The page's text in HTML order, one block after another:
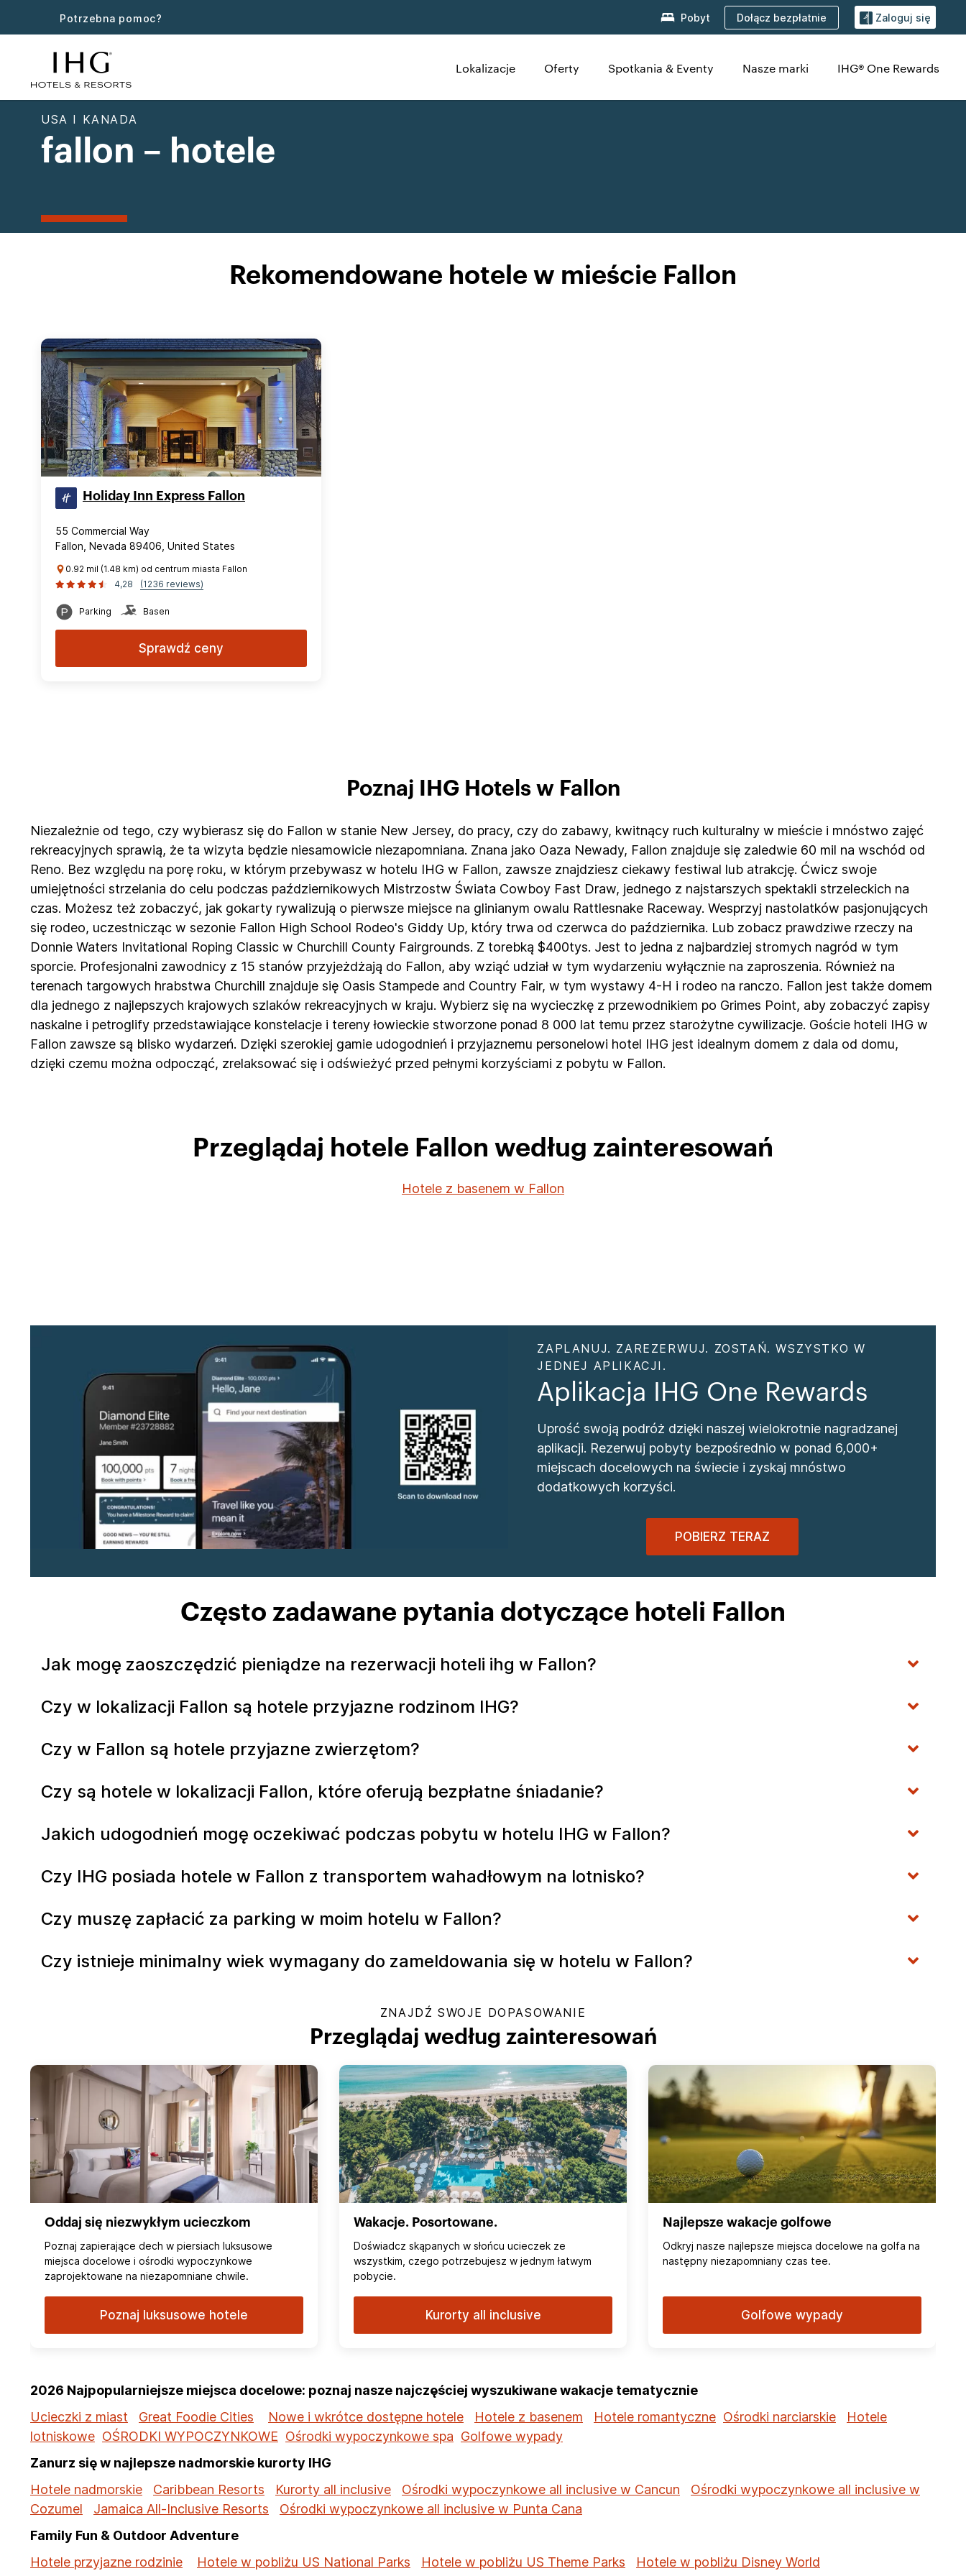
Potrzebna pomoc? Pobyt Dołącz bezpłatnie Zaloguj się
Lokalizacje Oferty Spotkania & Eventy Nasze marki IHG® One Rewards
USA I KANADA
fallon – hotele
Rekomendowane hotele w mieście Fallon
Holiday Inn Express Fallon
55 Commercial Way
Fallon, Nevada 89406, United States
0.92 mil (1.48 km) od centrum miasta Fallon
4,28
(1236 reviews)
Parking Basen
Sprawdź ceny
Poznaj IHG Hotels w Fallon
Niezależnie od tego, czy wybierasz się do Fallon w stanie New Jersey, do pracy, czy do zabawy, kwitnący ruch kulturalny w mieście i mnóstwo zajęć
rekreacyjnych sprawią, że ta wizyta będzie niesamowicie niezapomniana. Znana jako Oaza Newady, Fallon znajduje się zaledwie 60 mil na wschód od
Reno. Bez względu na porę roku, w którym przebywasz w hotelu IHG w Fallon, zawsze znajdziesz ciekawy festiwal lub atrakcję. Ćwicz swoje
umiejętności strzelania do celu podczas październikowych Mistrzostw Świata Cowboy Fast Draw, jednego z najstarszych spektakli strzeleckich na
czas. Możesz też zobaczyć, jak gokarty rywalizują o pierwsze miejsce na glinianym owalu Rattlesnake Raceway. Wesprzyj nastolatków pasjonujących
się rodeo, uczestnicząc w sezonie Fallon High School Rodeo's Giddy Up, który trwa od czerwca do października. Lub zobacz prawdziwe rzeczy na
Donnie Waters Invitational Roping Classic w Churchill County Fairgrounds. Z torebką $400tys. Jest to jedna z najbardziej stromych nagród w tym
sporcie. Profesjonalni zawodnicy z 15 stanów przyjeżdżają do Fallon, aby wziąć udział w tym wydarzeniu wyłącznie na zaproszenia. Również na
terenach targowych hrabstwa Churchill znajduje się Oasis Stampede and Country Fair, w tym wystawy 4-H i rodeo na ranczo. Fallon jest także domem
dla jednego z najlepszych krajowych szlaków rekreacyjnych w kraju. Wybierz się na wycieczkę z przewodnikiem po Grimes Point, aby zobaczyć zapisy
naskalne i petroglify przedstawiające konstelacje i tereny łowieckie stworzone ponad 8 000 lat temu przez starożytne cywilizacje. Goście hoteli IHG w
Fallon zawsze są blisko wydarzeń. Dzięki szerokiej gamie udogodnień i przyjaznemu personelowi hotel IHG jest idealnym domem z dala od domu,
dzięki czemu można odpocząć, zrelaksować się i odświeżyć przed pełnymi korzyściami z pobytu w Fallon.
Przeglądaj hotele Fallon według zainteresowań
Hotele z basenem w Fallon
ZAPLANUJ. ZAREZERWUJ. ZOSTAŃ. WSZYSTKO W
JEDNEJ APLIKACJI.
Aplikacja IHG One Rewards
Uprość swoją podróż dzięki naszej wielokrotnie nagradzanej
aplikacji. Rezerwuj pobyty bezpośrednio w ponad 6,000+
miejscach docelowych na świecie i zyskaj mnóstwo
dodatkowych korzyści.
POBIERZ TERAZ
Często zadawane pytania dotyczące hoteli Fallon
Jak mogę zaoszczędzić pieniądze na rezerwacji hoteli ihg w Fallon?
Czy w lokalizacji Fallon są hotele przyjazne rodzinom IHG?
Czy w Fallon są hotele przyjazne zwierzętom?
Czy są hotele w lokalizacji Fallon, które oferują bezpłatne śniadanie?
Jakich udogodnień mogę oczekiwać podczas pobytu w hotelu IHG w Fallon?
Czy IHG posiada hotele w Fallon z transportem wahadłowym na lotnisko?
Czy muszę zapłacić za parking w moim hotelu w Fallon?
Czy istnieje minimalny wiek wymagany do zameldowania się w hotelu w Fallon?
ZNAJDŹ SWOJE DOPASOWANIE
Przeglądaj według zainteresowań
Oddaj się niezwykłym ucieczkom
Poznaj zapierające dech w piersiach luksusowe
miejsca docelowe i ośrodki wypoczynkowe
zaprojektowane na niezapomniane chwile.
Poznaj luksusowe hotele
Wakacje. Posortowane.
Doświadcz skąpanych w słońcu ucieczek ze
wszystkim, czego potrzebujesz w jednym łatwym
pobycie.
Kurorty all inclusive
Najlepsze wakacje golfowe
Odkryj nasze najlepsze miejsca docelowe na golfa na
następny niezapomniany czas tee.
Golfowe wypady
2026 Najpopularniejsze miejsca docelowe: poznaj nasze najczęściej wyszukiwane wakacje tematycznie
Ucieczki z miast
Great Foodie Cities Nowe i wkrótce dostępne hotele Hotele z basenem Hotele romantyczne Ośrodki narciarskie
Hotele
lotniskowe OŚRODKI WYPOCZYNKOWE Ośrodki wypoczynkowe spa Golfowe wypady
Zanurz się w najlepsze nadmorskie kurorty IHG
Hotele nadmorskie
Caribbean Resorts Kurorty all inclusive Ośrodki wypoczynkowe all inclusive w Cancun
Ośrodki wypoczynkowe all inclusive w
Cozumel
Jamaica All-Inclusive Resorts
Ośrodki wypoczynkowe all inclusive w Punta Cana
Family Fun & Outdoor Adventure
Hotele przyjazne rodzinie
Hotele w pobliżu US National Parks Hotele w pobliżu US Theme Parks Hotele w pobliżu Disney World